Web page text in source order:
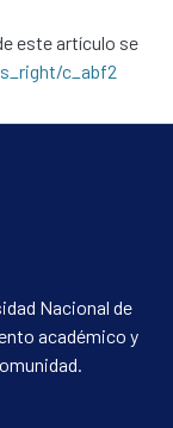
este artículo se
c_abf2
Nacional de
académico y